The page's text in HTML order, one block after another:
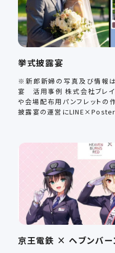
挙式披露宴
※新郎新婦の写真及び情報
宴 活用事例 株式会社ブレ
や会場配布用パンフレットの
披露宴の運営に
京王電鉄 × ヘブンバー